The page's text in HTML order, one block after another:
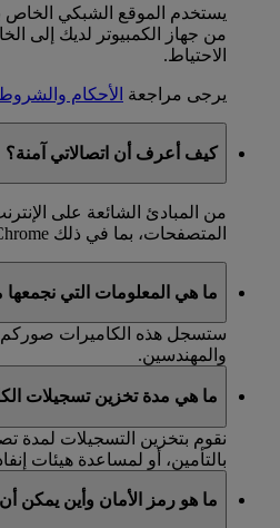
الاحتياط.
يرجى مراجعة الأحكام
كيف أعرف أن اتصالاتي آمنة؟
من المبادئ الشائعة على
المتصفحات، بما في ذلك Google Chrome وسفاري، يمكنكم الضغط على رمز القفل للاطلاع على معلومات تفصيلية حول شهادة أمان الموقع.
ما هي المعلومات التي
ستسجل هذه الكاميرات صوركم
والمهندسين.
ما هي مدة تخزين تسجيلات
بالتأمين، أو لمساعدة هيئات
ما هو رمز الأمان وأين يمكن